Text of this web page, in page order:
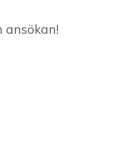
ansökan!